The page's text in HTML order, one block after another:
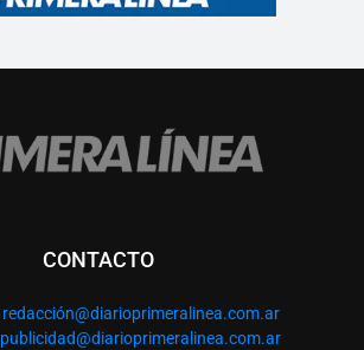
CONTACTO
redacción@diarioprimeralinea.com.ar
publicidad@diarioprimeralinea.com.ar